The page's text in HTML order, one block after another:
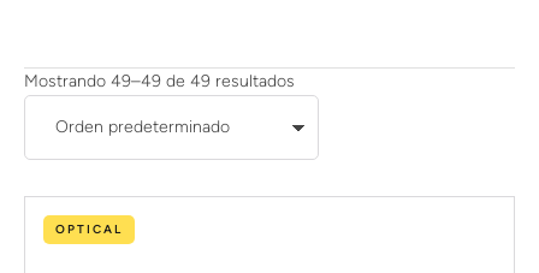
Mostrando 49–49 de 49 resultados
OPTICAL